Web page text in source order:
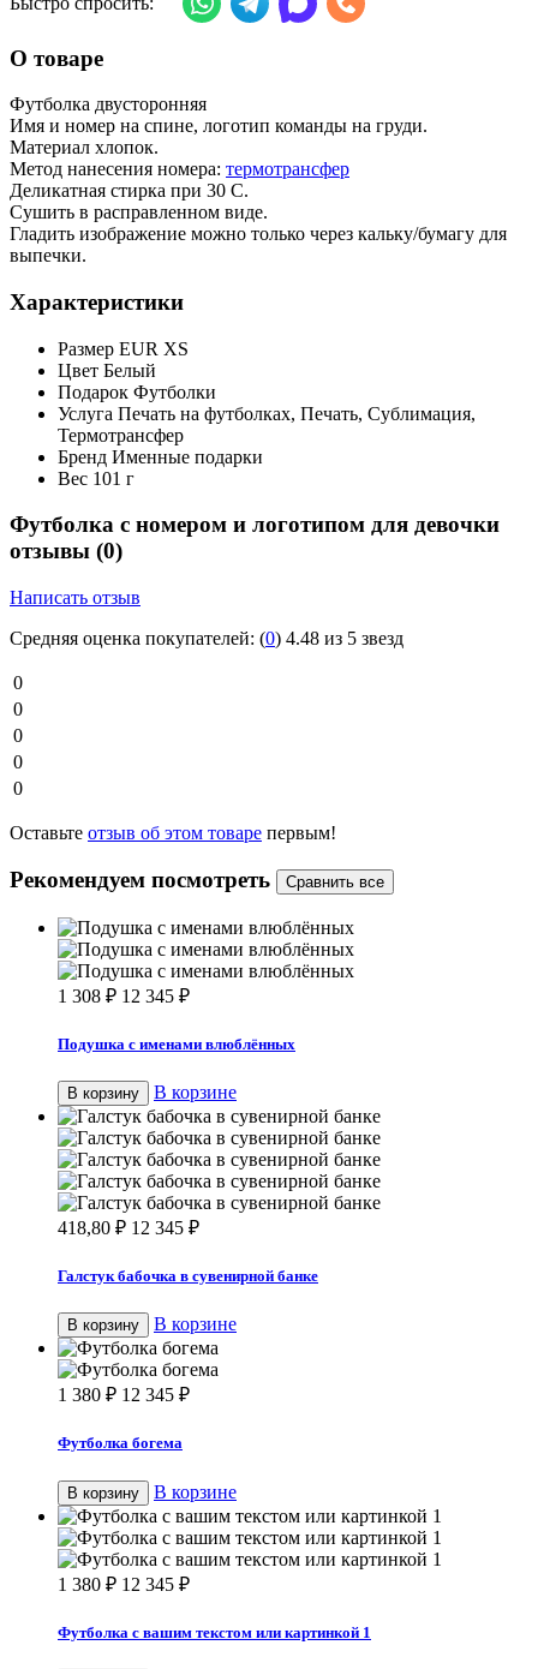
О товаре
Футболка двусторонняя
Имя и номер на спине, логотип команды на груди.
Материал хлопок.
Метод нанесения номера: термотрансфер
Деликатная стирка при 30 С.
Сушить в расправленном виде.
Гладить изображение можно только через кальку/бумагу для
выпечки.
Характеристики
Размер EUR XS
Цвет Белый
Подарок Футболки
Услуга Печать на футболках, Печать, Сублимация,
Термотрансфер
Бренд Именные подарки
Вес 101 г
Футболка с номером и логотипом для девочки
отзывы (0)
Написать отзыв
Средняя оценка покупателей: (0) 4.48 из 5 звезд
0
0
0
0
0
Оставьте отзыв об этом товаре первым!
Рекомендуем посмотреть
1 308 ₽ 12 345 ₽
Подушка с именами влюблённых
В корзину В корзине
418,80 ₽ 12 345 ₽
Галстук бабочка в сувенирной банке
В корзину В корзине
1 380 ₽ 12 345 ₽
Футболка богема
В корзину В корзине
1 380 ₽ 12 345 ₽
Футболка с вашим текстом или картинкой 1